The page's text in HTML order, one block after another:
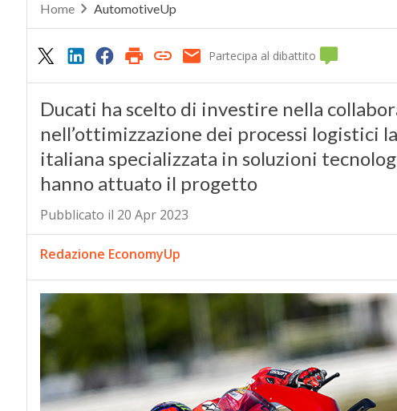
Home AutomotiveUp
Partecipa al dibattito
Ducati ha scelto di investire nella
nell’ottimizzazione dei processi logistici
italiana specializzata in soluzioni
hanno attuato il progetto
Pubblicato il 20 Apr 2023
Redazione EconomyUp